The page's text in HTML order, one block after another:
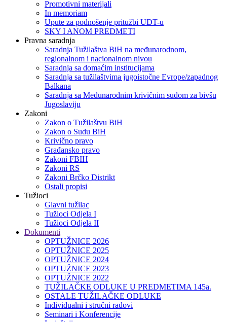
Promotivni materijali
In memoriam
Upute za podnošenje pritužbi UDT-u
SKY I ANOM PREDMETI
Pravna saradnja
Saradnja Tužilaštva BiH na međunarodnom,
regionalnom i nacionalnom nivou
Saradnja sa domaćim institucijama
Saradnja sa tužilaštvima jugoistočne Evrope/zapadnog
Balkana
Saradnja sa Međunarodnim krivičnim sudom za bivšu
Jugoslaviju
Zakoni
Zakon o Тužilaštvu BiH
Zakon o Sudu BiH
Krivično pravo
Građansko pravo
Zakoni FBIH
Zakoni RS
Zakoni Brčko Distrikt
Ostali propisi
Tužioci
Glavni tužilac
Tužioci Odjela I
Tužioci Odjela II
Dokumenti
OPTUŽNICE 2026
OPTUŽNICE 2025
OPTUŽNICE 2024
OPTUŽNICE 2023
OPTUŽNICE 2022
TUŽILAČKE ODLUKE U PREDMETIMA 145a.
OSTALE TUŽILAČKE ODLUKE
Individualni i stručni radovi
Seminari i Konferencije